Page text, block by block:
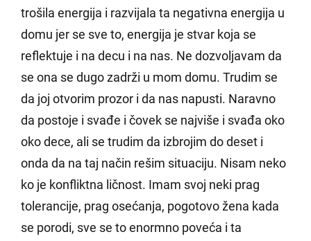
trošila energija i razvijala ta negativna energija u
domu jer se sve to, energija je stvar koja se
reflektuje i na decu i na nas. Ne dozvoljavam da
se ona se dugo zadrži u mom domu. Trudim se
da joj otvorim prozor i da nas napusti. Naravno
da postoje i svađe i čovek se najviše i svađa oko
oko dece, ali se trudim da izbrojim do deset i
onda da na taj način rešim situaciju. Nisam neko
ko je konfliktna ličnost. Imam svoj neki prag
tolerancije, prag osećanja, pogotovo žena kada
se porodi, sve se to enormno poveća i ta